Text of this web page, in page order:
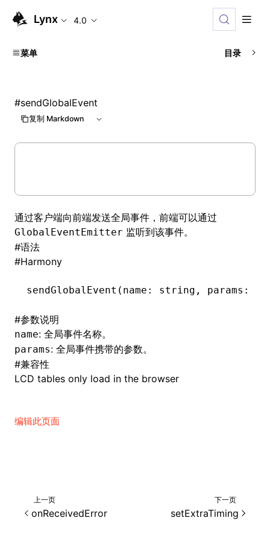
Lynx 4.0
菜单 目录
#sendGlobalEvent
复制 Markdown
通过客户端向前端发送全局事件，前端可以通过
GlobalEventEmitter 监听到该事件。
#语法
#Harmony
sendGlobalEvent (name: string , params:
#参数说明
name: 全局事件名称。
params: 全局事件携带的参数。
#兼容性
LCD tables only load in the browser
编辑此页面
上一页
onReceivedError
下一页
setExtraTiming